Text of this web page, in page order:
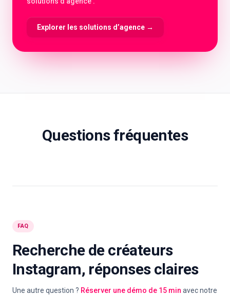
Explorer les solutions d’agence →
Questions fréquentes
FAQ
Recherche de créateurs
Instagram, réponses claires
Une autre question ? Réserver une démo de 15 min avec notre